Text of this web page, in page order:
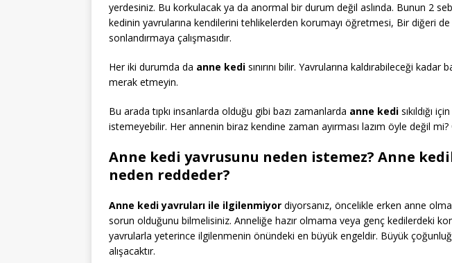
yerdesiniz. Bu korkulacak ya da anormal bir durum değil aslında. Bunun 2
kedinin yavrularına kendilerini tehlikelerden korumayı öğretmesi, Bir diğeri
sonlandırmaya çalışmasıdır.
Her iki durumda da anne kedi sınırını bilir. Yavrularına kaldırabileceği
merak etmeyin.
Bu arada tıpkı insanlarda olduğu gibi bazı zamanlarda anne kedi sıkıldığı
istemeyebilir. Her annenin biraz kendine zaman ayırması lazım öyle değil mi?
Anne kedi yavrusunu neden istemez? Anne
neden reddeder?
Anne kedi yavruları ile ilgilenmiyor diyorsanız, öncelikle erken anne
sorun olduğunu bilmelisiniz. Anneliğe hazır olmama veya genç kedilerdeki
yavrularla yeterince ilgilenmenin önündeki en büyük engeldir. Büyük
alışacaktır.